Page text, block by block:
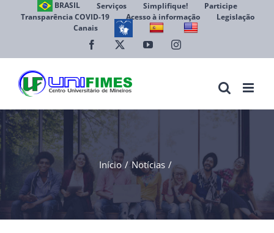
BRASIL Serviços Simplifique!
Participe
Transparência COVID-19
Acesso à informação
Legislação
Canais
Facebook YouTubeInstagram
Início Notícias